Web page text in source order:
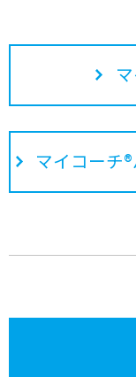
マイコーチ